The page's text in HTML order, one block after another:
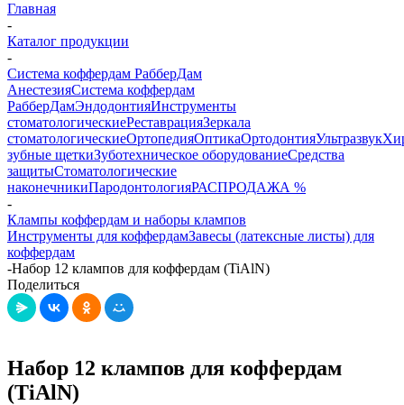
Главная
-
Каталог продукции
-
Система коффердам РабберДам
АнестезияСистема коффердам
РабберДамЭндодонтияИнструменты
стоматологическиеРеставрацияЗеркала
стоматологическиеОртопедияОптикаОртодонтияУльтразвук
зубные щеткиЗуботехническое оборудованиеСредства
защитыСтоматологические
наконечникиПародонтологияРАСПРОДАЖА %
-
Клампы коффердам и наборы клампов
Инструменты для коффердамЗавесы (латексные листы) для
коффердам
-Набор 12 клампов для коффердам (TiAlN)
Поделиться
Набор 12 клампов для коффердам
(TiAlN)